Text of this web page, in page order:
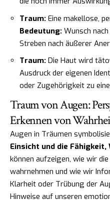
Traum: Eine makellose,
Bedeutung: Wunsch
Streben nach äußerer
Traum: Die Haut wird
Ausdruck der eigenen
oder Zugehörigkeit zu
Traum von Augen:
Erkennen von
Augen in Träumen
Einsicht und die
können aufzeigen, wie wir
wahrnehmen und wie wir
Klarheit oder Trübung der
Hinweise auf unseren